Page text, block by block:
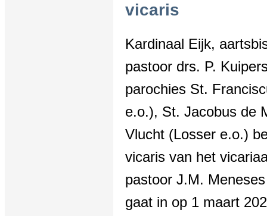
vicaris
Kardinaal Eijk,
pastoor drs. P.
parochies St.
e.o.), St. Jacobus de
Vlucht (Losser e.o.)
vicaris van het
pastoor J.M.
gaat in op 1 maart